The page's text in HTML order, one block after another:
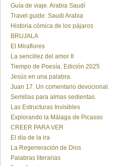
Guía de viaje. Arabia Saudí
Travel guide: Saudi Arabia
Historia cómica de los pájaros
BRUJALA
El Miraflores
La sencillez del amor II
Tiempo de Poesía. Edición 2025
Jesús en una palabra.
Juan 17. Un comentario devocional.
Semillas para almas sedientas.
Las Estructuras Invisibles
Explorando la Málaga de Picasso
CREER PARA VER
El día de la ira
La Regeneración de Dios
Palabras literarias